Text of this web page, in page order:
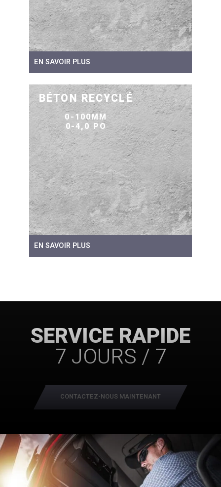
EN SAVOIR PLUS
BÉTON RECYCLÉ
0-100MM
0-4,0 PO
EN SAVOIR PLUS
SERVICE RAPIDE
7 JOURS / 7
CONTACTEZ-NOUS MAINTENANT